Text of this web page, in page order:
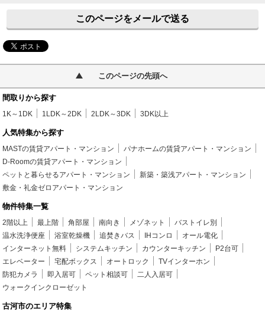
このページをメールで送る
このページの先頭へ
間取りから探す
1K～1DK 1LDK～2DK 2LDK～3DK 3DK以上
人気特集から探す
MASTの賃貸アパート・マンション
パナホームの賃貸アパート・マンション
D-Roomの賃貸アパート・マンション
ペットと暮らせるアパート・マンション
新築・築浅アパート・マンション
敷金・礼金ゼロアパート・マンション
物件特集一覧
2階以上 最上階 角部屋 南向き メゾネット
バストイレ別
温水洗浄便座
浴室乾燥機 追焚きバス IHコンロ
オール電化
インターネット無料
システムキッチン カウンターキッチン
P2台可
エレベーター
宅配ボックス オートロック
TVインターホン
防犯カメラ
即入居可 ペット相談可
二人入居可
ウォークインクローゼット
古河市のエリア特集